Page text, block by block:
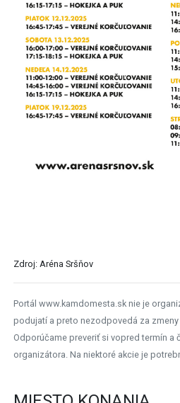
Zdroj: Aréna Sršňov
Portál www.kamdomesta.sk nie je
podujatí a preto nezodpovedá za
Odporúčame preveriť si vopred termín a
organizátora. Na niektoré akcie je